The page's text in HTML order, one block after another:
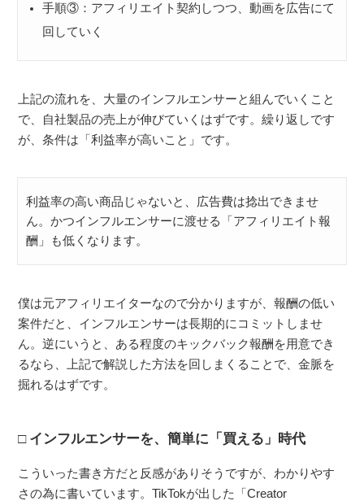
手順③：アフィリエイト契約しつつ、動画を広告にて
回していく
上記の流れを、大量のインフルエンサーと組んでいくこと
で、自社製品の売上が伸びていくはずです。繰り返しです
が、条件は「利益率が高いこと」です。
利益率の高い商品じゃないと、広告費は捻出できませ
ん。かつインフルエンサーに渡せる「アフィリエイト報
酬」も低くなります。
僕は元アフィリエイターなので分かりますが、報酬の低い
案件だと、インフルエンサーは長期的にコミットしませ
ん。逆にいうと、ある程度のキックバック報酬を用意でき
るなら、上記で解説した方法を回しまくることで、金脈を
掘れるはずです。
インフルエンサーを、簡単に「買える」時代
こういった書き方だと反感がありそうですが、わかりやす
さの為に書いています。TikTokが出した「Creator